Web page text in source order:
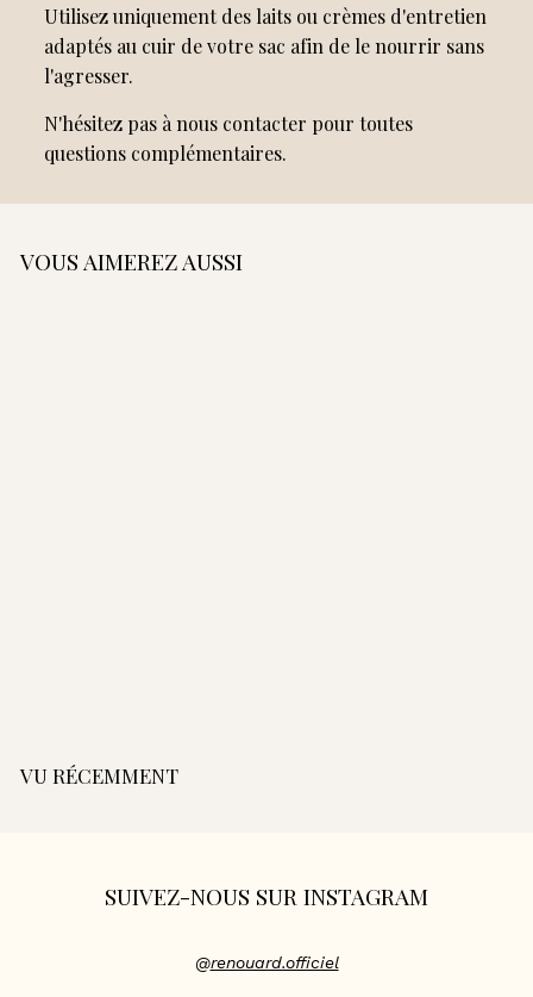
Utilisez uniquement des laits ou crèmes d'entretien
adaptés au cuir de votre sac afin de le nourrir sans
l'agresser.
N'hésitez pas à nous contacter pour toutes
questions complémentaires.
VOUS AIMEREZ AUSSI
€
VU RÉCEMMENT
SUIVEZ-NOUS SUR INSTAGRAM
@renouard.officiel